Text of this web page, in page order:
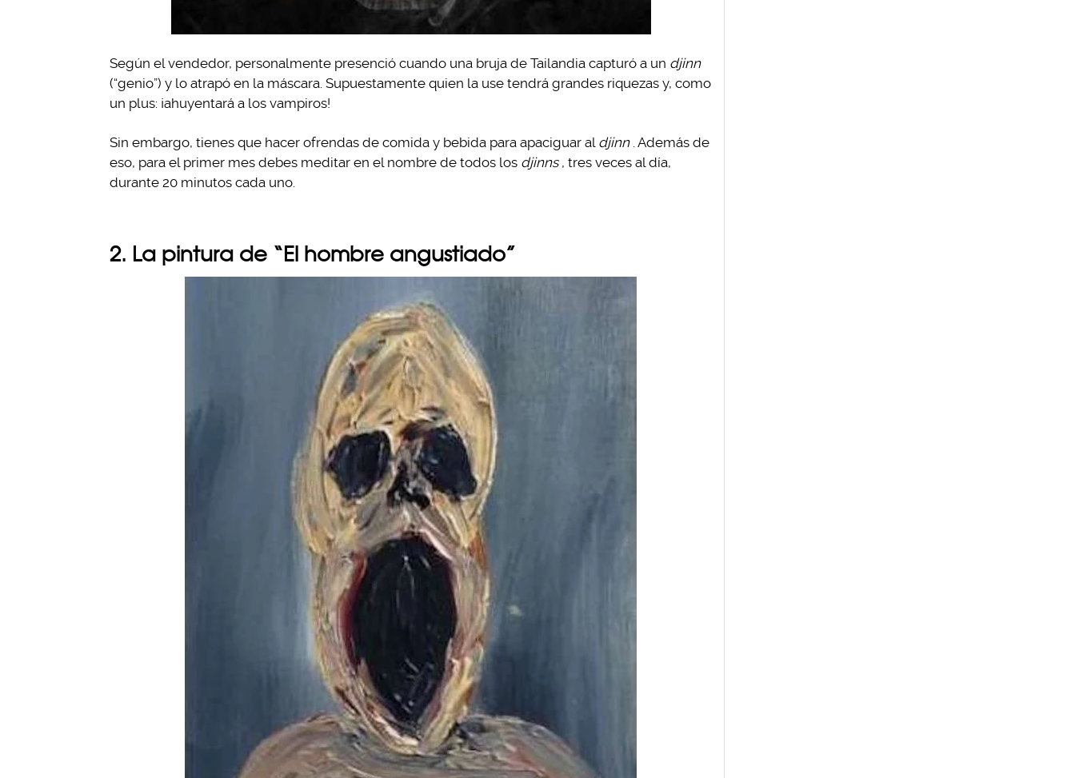
Según el vendedor, personalmente presenció cuando una bruja de Tailandia capturó a un djinn
(“genio”) y lo atrapó en la máscara. Supuestamente quien la use tendrá grandes riquezas y, como
un plus: ¡ahuyentará a los vampiros!
Sin embargo, tienes que hacer ofrendas de comida y bebida para apaciguar al djinn . Además de
eso, para el primer mes debes meditar en el nombre de todos los djinns , tres veces al día,
durante 20 minutos cada uno.
2. La pintura de “El hombre angustiado”